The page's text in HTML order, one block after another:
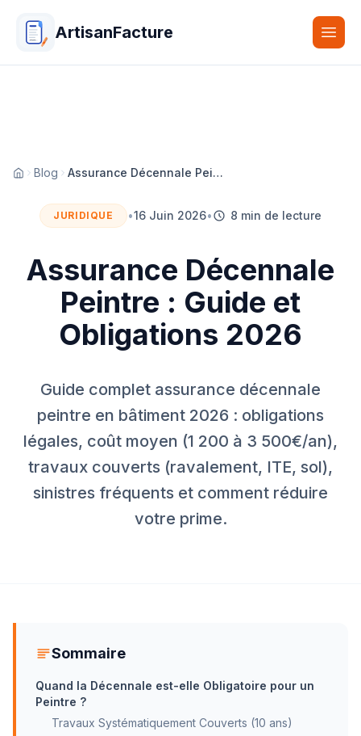
ArtisanFacture
Accueil
Blog Assurance Décennale Peintre : Guide et Obligations 2026
JURIDIQUE •16 Juin 2026• 8 min de lecture
Assurance Décennale
Peintre : Guide et
Obligations 2026
Guide complet assurance décennale
peintre en bâtiment 2026 : obligations
légales, coût moyen (1 200 à 3 500€/an),
travaux couverts (ravalement, ITE, sol),
sinistres fréquents et comment réduire
votre prime.
Sommaire
Quand la Décennale est-elle Obligatoire pour un
Peintre ?
Travaux Systématiquement Couverts (10 ans)